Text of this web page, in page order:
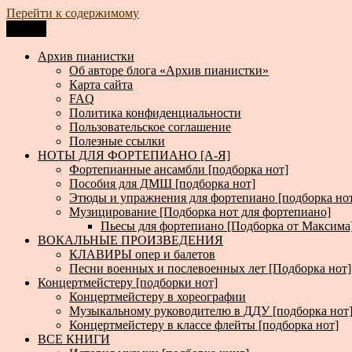
Перейти к содержимому
Архив пианистки
Всё для пианистов: ноты, книги, музыка, статьи…
Архив пианистки
Об авторе блога «Архив пианистки»
Карта сайта
FAQ
Политика конфиденциальности
Пользовательское соглашение
Полезные ссылки
НОТЫ ДЛЯ ФОРТЕПИАНО [А-Я]
Фортепианные ансамбли [подборка нот]
Пособия для ДМШ [подборка нот]
Этюды и упражнения для фортепиано [подборка
Музицирование [Подборка нот для фортепиано]
Пьесы для фортепиано [Подборка от
ВОКАЛЬНЫЕ ПРОИЗВЕДЕНИЯ
КЛАВИРЫ опер и балетов
Песни военных и послевоенных лет [Подборка нот]
Концертмейстеру [подборки нот]
Концертмейстеру в хореографии
Музыкальному руководителю в ДДУ [подборка нот]
Концертмейстеру в классе флейты [подборка нот]
ВСЕ КНИГИ